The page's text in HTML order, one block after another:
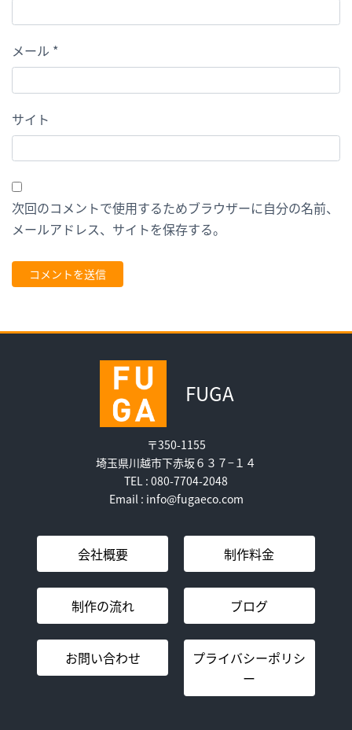
メール *
サイト
次回のコメントで使用するためブラウザーに自分の名前、
メールアドレス、サイトを保存する。
FUGA
〒350-1155
埼玉県川越市下赤坂６３７−１４
TEL : 080-7704-2048
Email : info@fugaeco.com
会社概要 制作料金
制作の流れ ブログ
お問い合わせ
プライバシーポリシ
ー